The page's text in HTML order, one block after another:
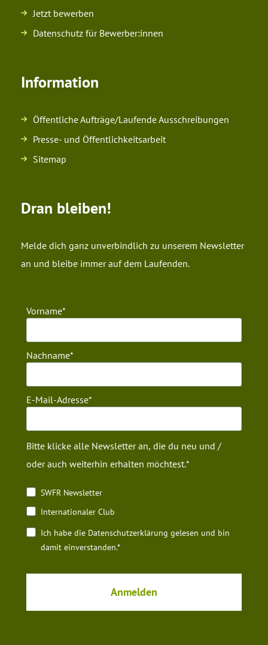
Jetzt bewerben
Datenschutz für Bewerber:innen
Information
Öffentliche Aufträge/Laufende Ausschreibungen
Presse- und Öffentlichkeitsarbeit
Sitemap
Dran bleiben!
Melde dich ganz unverbindlich zu unserem Newsletter
an und bleibe immer auf dem Laufenden.
Vorname
Nachname
E-Mail-Adresse
Bitte klicke alle Newsletter an, die du neu und /
oder auch weiterhin erhalten möchtest.
SWFR Newsletter
Internationaler Club
Ich habe die Datenschutz­erklärung gelesen und bin
damit einverstanden.*
Anmelden